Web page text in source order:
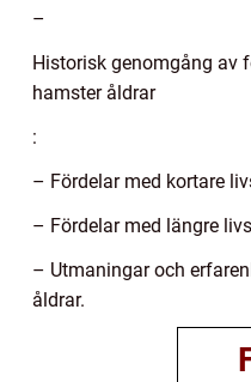
–
Historisk genomgång av
hamster åldrar
:
– Fördelar med kortare
– Fördelar med längre
– Utmaningar och
åldrar.